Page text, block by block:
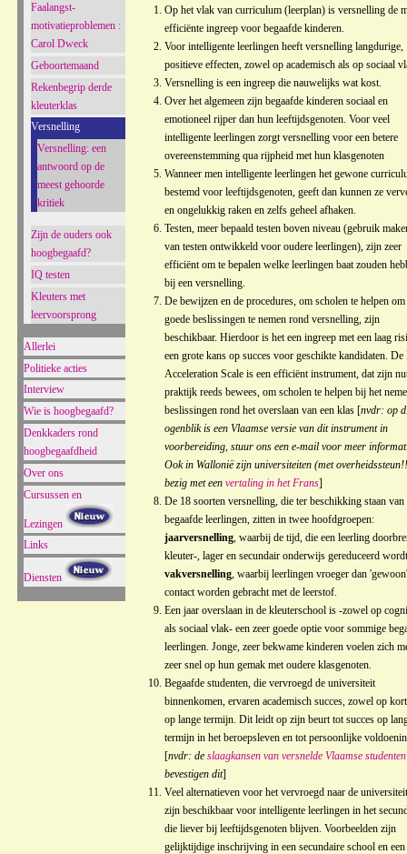
Faalangst-
motivatieproblemen :
Carol Dweck
Geboortemaand
Rekenbegrip derde
kleuterklas
Versnelling
Versnelling: een
antwoord op de
meest gehoorde
kritiek
Zijn de ouders ook
hoogbegaafd?
IQ testen
Kleuters met
leervoorsprong
Allerlei
Politieke acties
Interview
Wie is hoogbegaafd?
Denkkaders rond
hoogbegaafdheid
Over ons
Cursussen en
Lezingen
Links
Diensten
Op het vlak van curriculum (leerplan) is versnelling de
efficiënte ingreep voor begaafde kinderen.
Voor intelligente leerlingen heeft versnelling langdurige,
positieve effecten, zowel op academisch als op sociaal
Versnelling is een ingreep die nauwelijks wat kost.
Over het algemeen zijn begaafde kinderen sociaal en
emotioneel rijper dan hun leeftijdsgenoten. Voor veel
intelligente leerlingen zorgt versnelling voor een betere
overeenstemming qua rijpheid met hun klasgenoten
Wanneer men intelligente leerlingen het gewone
bestemd voor leeftijdsgenoten, geeft dan kunnen ze
en ongelukkig raken en zelfs geheel afhaken.
Testen, meer bepaald testen boven niveau (gebruik
van testen ontwikkeld voor oudere leerlingen), zijn zeer
efficiënt om te bepalen welke leerlingen baat zouden
bij een versnelling.
De bewijzen en de procedures, om scholen te helpen om
goede beslissingen te nemen rond versnelling, zijn
beschikbaar. Hierdoor is het een ingreep met een laag
een grote kans op succes voor geschikte kandidaten.
Acceleration Scale is een efficiënt instrument, dat zijn
praktijk reeds bewees, om scholen te helpen bij het
beslissingen rond het overslaan van een klas [nvdr: op
ogenblik is een Vlaamse versie van dit instrument in
voorbereiding, stuur ons een e-mail voor meer
Ook in Wallonië zijn universiteiten (met
bezig met een vertaling in het Frans]
De 18 soorten versnelling, die ter beschikking staan van
begaafde leerlingen, zitten in twee hoofdgroepen:
jaarversnelling, waarbij de tijd, die een leerling
kleuter-, lager en secundair onderwijs gereduceerd
vakversnelling, waarbij leerlingen vroeger dan
contact worden gebracht met de leerstof.
Een jaar overslaan in de kleuterschool is -zowel op
als sociaal vlak- een zeer goede optie voor sommige
leerlingen. Jonge, zeer bekwame kinderen voelen zich
zeer snel op hun gemak met oudere klasgenoten.
Begaafde studenten, die vervroegd de universiteit
binnenkomen, ervaren academisch succes, zowel op
op lange termijn. Dit leidt op zijn beurt tot succes op
termijn in het beroepsleven en tot persoonlijke
[nvdr: de slaagkansen van versnelde Vlaamse studenten
bevestigen dit]
Veel alternatieven voor het vervroegd naar de
zijn beschikbaar voor intelligente leerlingen in het
die liever bij leeftijdsgenoten blijven. Voorbeelden zijn
gelijktijdige inschrijving in een secundaire school en een